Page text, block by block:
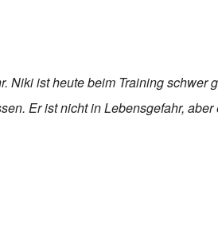
Niki ist heute beim Training schwer
Er ist nicht in Lebensgefahr,